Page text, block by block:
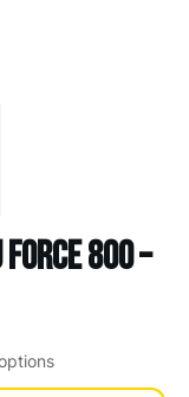
800 –